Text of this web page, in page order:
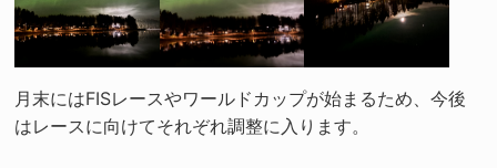
月末にはFISレースやワールドカップが始まるため、今後
はレースに向けてそれぞれ調整に入ります。